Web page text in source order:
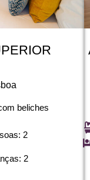
beliches
2
2